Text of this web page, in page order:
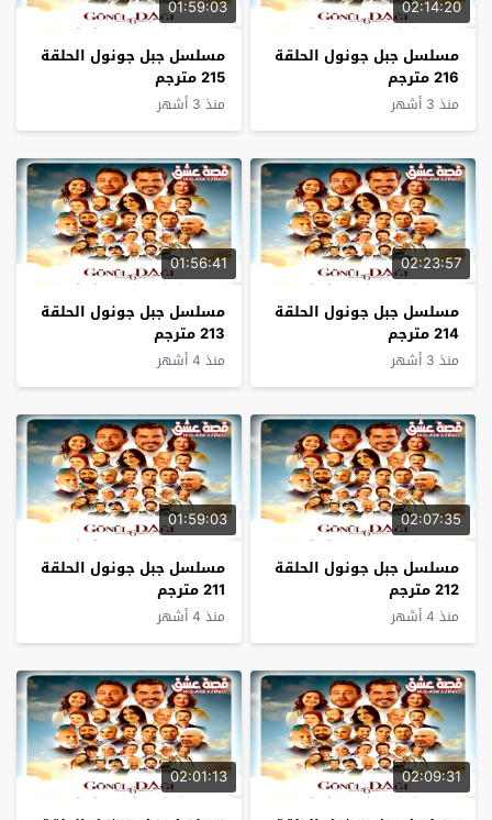
02:14:20
مسلسل جبل جونول الحلقة
216 مترجم
منذ 3 أشهر
01:59:03
مسلسل جبل جونول الحلقة
215 مترجم
منذ 3 أشهر
02:23:57
مسلسل جبل جونول الحلقة
214 مترجم
منذ 3 أشهر
01:56:41
مسلسل جبل جونول الحلقة
213 مترجم
منذ 4 أشهر
02:07:35
مسلسل جبل جونول الحلقة
212 مترجم
منذ 4 أشهر
01:59:03
مسلسل جبل جونول الحلقة
211 مترجم
منذ 4 أشهر
02:09:31
02:01:13